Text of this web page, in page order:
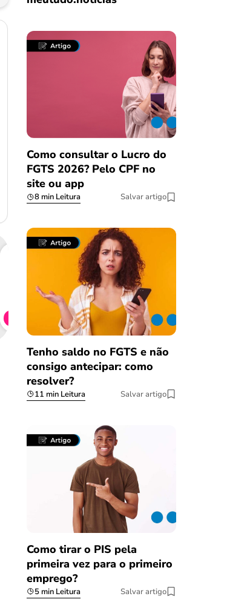
Salvar Ferramenta
Como consultar o Lucro do
FGTS 2026? Pelo CPF no
site ou app
8 min Leitura Salvar artigo
Tenho saldo no FGTS e não
consigo antecipar: como
resolver?
11 min Leitura Salvar artigo
Como tirar o PIS pela
primeira vez para o primeiro
emprego?
5 min Leitura Salvar artigo